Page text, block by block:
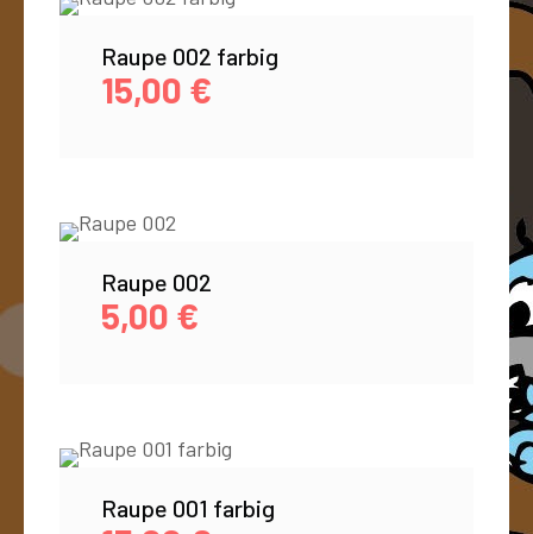
Raupe 002 farbig
15,00 €
Raupe 002
5,00 €
Raupe 001 farbig